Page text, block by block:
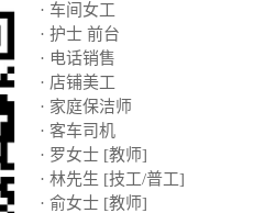
· 车间女工
· 护士 前台
· 电话销售
· 店铺美工
· 家庭保洁师
· 客车司机
· 罗女士 [教师]
· 林先生 [技工/普工]
· 俞女士 [教师]